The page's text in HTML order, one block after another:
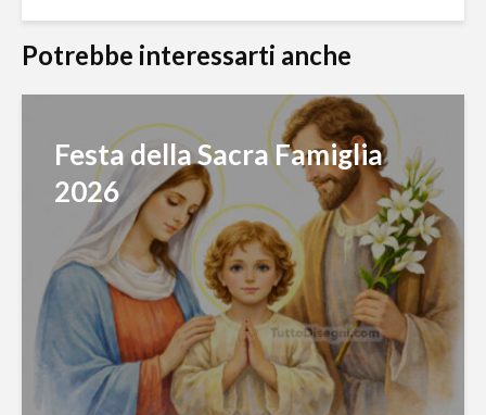
Potrebbe interessarti anche
Festa della Sacra Famiglia
2026